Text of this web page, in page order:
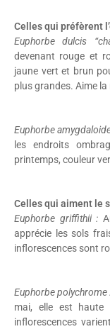
Celles qui préfèrent
Euphorbe dulcis
devenant rouge et
jaune vert et brun
plus grandes. Aime la
Euphorbe
les endroits
printemps, couleur
Celles qui aiment le
Euphorbe griffithii :
apprécie les sols
inflorescences sont
Euphorbe polychrome
mai, elle est
inflorescences